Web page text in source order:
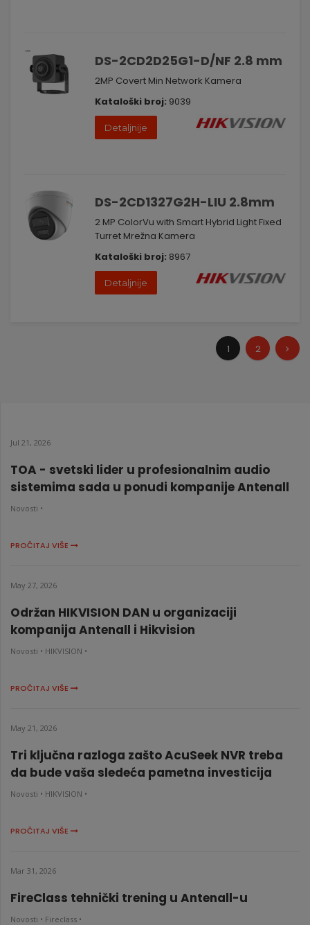
DS-2CD2D25G1-D/NF 2.8 mm
2MP Covert Min Network Kamera
Kataloški broj: 9039
Detaljnije
DS-2CD1327G2H-LIU 2.8mm
2 MP ColorVu with Smart Hybrid Light Fixed
Turret Mrežna Kamera
Kataloški broj: 8967
Detaljnije
1 2
Jul 21, 2026
TOA - svetski lider u profesionalnim audio
sistemima sada u ponudi kompanije Antenall
Novosti •
PROČITAJ VIŠE
May 27, 2026
Održan HIKVISION DAN u organizaciji
kompanija Antenall i Hikvision
Novosti • HIKVISION •
PROČITAJ VIŠE
May 21, 2026
Tri ključna razloga zašto AcuSeek NVR treba
da bude vaša sledeća pametna investicija
Novosti • HIKVISION •
PROČITAJ VIŠE
Mar 31, 2026
FireClass tehnički trening u Antenall-u
Novosti • Fireclass •